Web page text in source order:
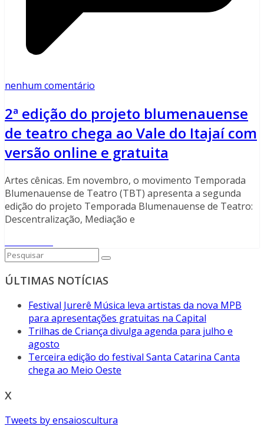
nenhum comentário
2ª edição do projeto blumenauense
de teatro chega ao Vale do Itajaí com
versão online e gratuita
Artes cênicas. Em novembro, o movimento Temporada
Blumenauense de Teatro (TBT) apresenta a segunda
edição do projeto Temporada Blumenauense de Teatro:
Descentralização, Mediação e
ÚLTIMAS NOTÍCIAS
Festival Jurerê Música leva artistas da nova MPB
para apresentações gratuitas na Capital
Trilhas de Criança divulga agenda para julho e
agosto
Terceira edição do festival Santa Catarina Canta
chega ao Meio Oeste
X
Tweets by ensaioscultura